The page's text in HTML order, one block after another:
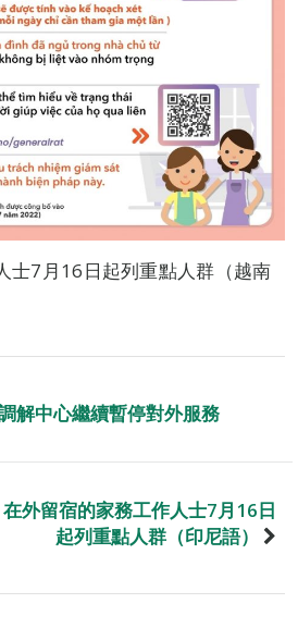
士7月16日起列重點人群（越南
解中心繼續暫停對外服務
在外留宿的家務工作人士7月16日
起列重點人群（印尼語）